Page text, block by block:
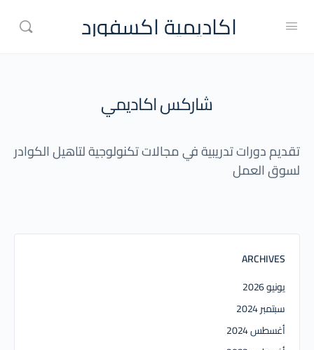
اكاديمية اكسفورد
شاركس اكاديمي
تقديم دورات تدريبية في مجالات تكنولوجية لتاهيل الكوادر
لسوق العمل
ARCHIVES
يونيو 2026
سبتمبر 2024
أغسطس 2024